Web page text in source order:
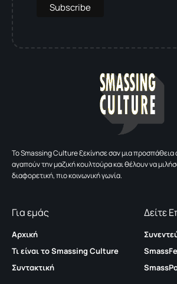
To Smassing Culture ξεκίνησε σαν μια
αγαπούν την μαζική κουλτούρα και θέλουν να
διαφορετική, πιο κοινωνική γωνία.
Για εμάς
Αρχική
Τι είναι το Smassing Culture
Συντακτική
Δείτε